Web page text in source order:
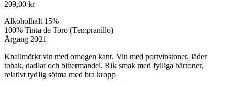
209,00 kr
Alkoholhalt 15%
100% Tinta de Toro (Tempranillo)
Årgång 2021
Knallmörkt vin med omogen kant. Vin med portvinstoner, läder
tobak, dadlar och bittermandel. Rik smak med fylliga bärtoner,
relativt tydlig sötma med bra kropp